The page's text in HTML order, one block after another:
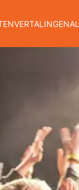
VERTALINGEN